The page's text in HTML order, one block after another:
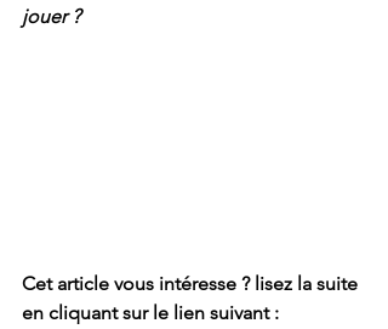
jouer ?
Cet article vous intéresse ? lisez la suite
en cliquant sur le lien suivant :